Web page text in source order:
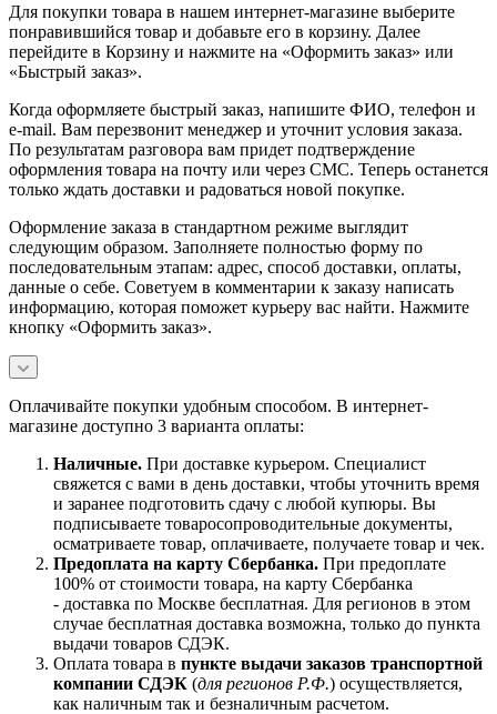
Для покупки товара в нашем интернет-магазине выберите
понравившийся товар и добавьте его в корзину. Далее
перейдите в Корзину и нажмите на «Оформить заказ» или
«Быстрый заказ».
Когда оформляете быстрый заказ, напишите ФИО, телефон и
e-mail. Вам перезвонит менеджер и уточнит условия заказа.
По результатам разговора вам придет подтверждение
оформления товара на почту или через СМС. Теперь останется
только ждать доставки и радоваться новой покупке.
Оформление заказа в стандартном режиме выглядит
следующим образом. Заполняете полностью форму по
последовательным этапам: адрес, способ доставки, оплаты,
данные о себе. Советуем в комментарии к заказу написать
информацию, которая поможет курьеру вас найти. Нажмите
кнопку «Оформить заказ».
Оплачивайте покупки удобным способом. В интернет-
магазине доступно 3 варианта оплаты:
Наличные. При доставке курьером. Специалист
свяжется с вами в день доставки, чтобы уточнить время
и заранее подготовить сдачу с любой купюры. Вы
подписываете товаросопроводительные документы,
осматриваете товар, оплачиваете, получаете товар и чек.
Предоплата на карту Сбербанка. При предоплате
100% от стоимости товара, на карту Сбербанка
- доставка по Москве бесплатная. Для регионов в этом
случае бесплатная доставка возможна, только до пункта
выдачи товаров СДЭК.
Оплата товара в пункте выдачи заказов транспортной
компании СДЭК (для регионов Р.Ф.) осуществляется,
как наличным так и безналичным расчетом.